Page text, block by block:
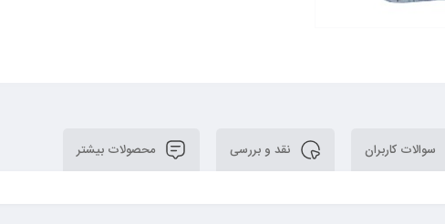
سوالات کاربران نقد و بررسی محصولات بیشتر